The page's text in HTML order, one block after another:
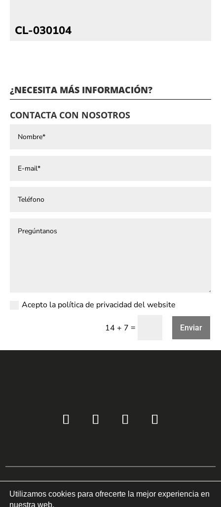
CL-030104
¿NECESITA MÁS INFORMACIÓN?
CONTACTA CON NOSOTROS
Acepto la política de privacidad del website
14 + 7 = Enviar
Copyright © 2022 COM-LED Todos los derechos reservados ©
Utilizamos cookies para ofrecerte la mejor experiencia en
nuestra web.